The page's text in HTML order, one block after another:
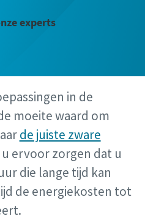
experts
in de
moeite waard om
de juiste zware
ervoor zorgen dat u
die lange tijd kan
de energiekosten tot